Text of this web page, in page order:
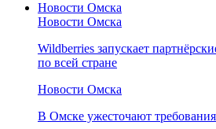
Новости Омска
Новости Омска
Wildberries запускает
по всей стране
Новости Омска
В Омске ужесточают